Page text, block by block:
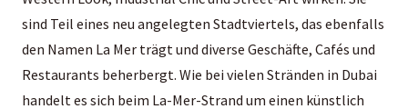
sind Teil eines neu angelegten Stadtviertels, das ebenfalls
den Namen La Mer trägt und diverse Geschäfte, Cafés und
Restaurants beherbergt. Wie bei vielen Stränden in Dubai
handelt es sich beim La-Mer-Strand um einen künstlich